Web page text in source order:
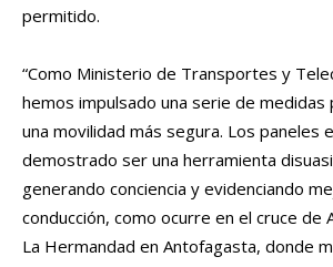
permitido.
“Como Ministerio de Transportes y
hemos impulsado una serie de
una movilidad más segura. Los paneles
demostrado ser una herramienta
generando conciencia y evidenciando
conducción, como ocurre en el cruce de
La Hermandad en Antofagasta, donde